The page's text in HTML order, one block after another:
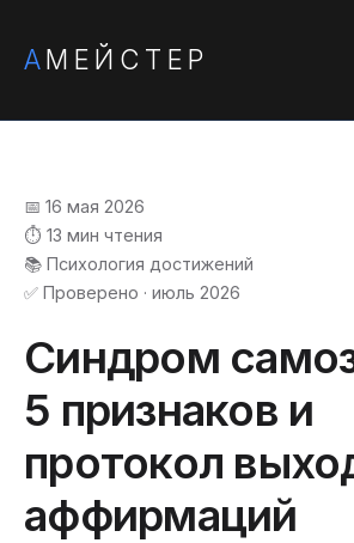
АМЕЙСТЕР
📅 16 мая 2026
⏱️ 13 мин чтения
📚 Психология достижений
✅ Проверено · июль 2026
Синдром
5 признаков и
протокол
аффирмаций